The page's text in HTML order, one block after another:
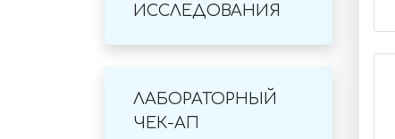
ИССЛЕДОВАНИЯ
ЛАБОРАТОРНЫЙ
ЧЕК-АП